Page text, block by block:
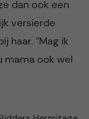
dan ook een
versierde
haar. “Mag ik
mama ook wel